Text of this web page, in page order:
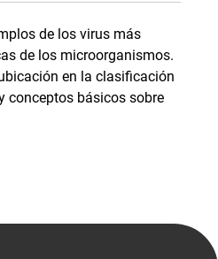
de los virus más
de los microorganismos.
en la clasificación
conceptos básicos sobre